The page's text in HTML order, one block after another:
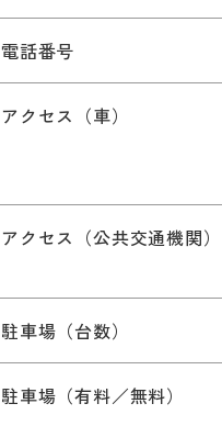
電話番号
アクセス（車）
アクセス（公共交通機関）
駐車場（台数）
駐車場（有料／無料）